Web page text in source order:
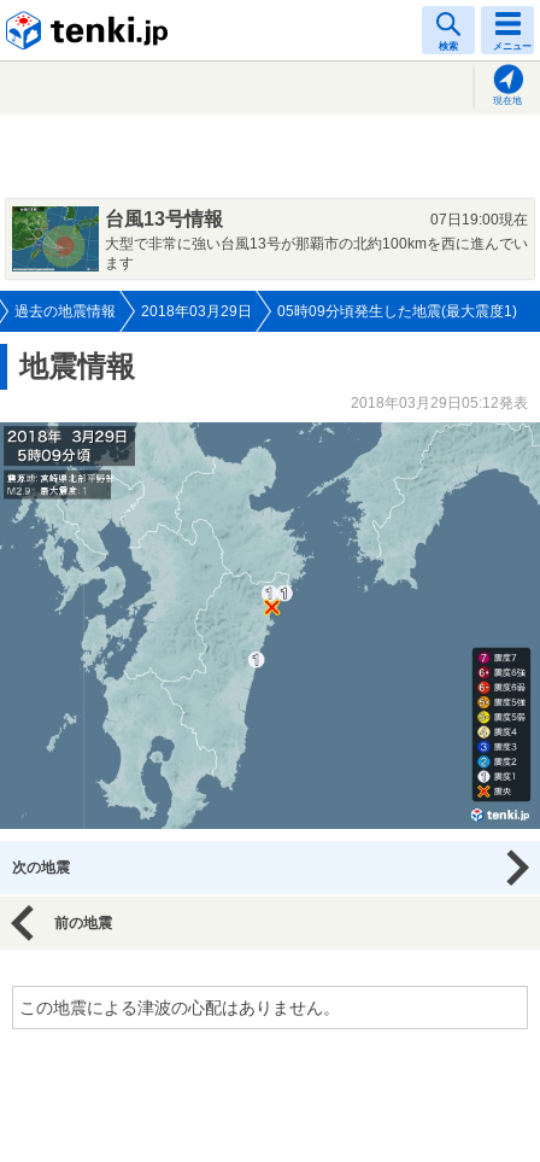
検索 メニュー
現在地
台風13号情報
07日19:00現在
大型で非常に強い台風13号が那覇市の北約100kmを西に進んでい
ます
過去の地震情報 2018年03月29日 05時09分頃発生した地震(最大震度1)
地震情報
2018年03月29日05:12発表
次の地震
前の地震
この地震による津波の心配はありません。